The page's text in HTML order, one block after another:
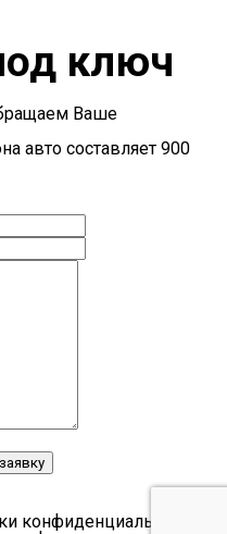
ключ
Ваше
авто составляет 900
конфиденциальности